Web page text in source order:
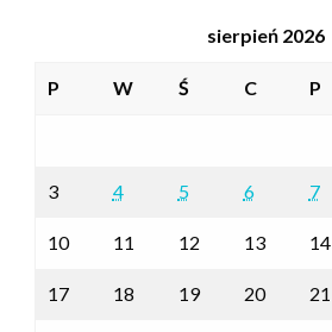
sierpień 2026
P W Ś C P
3 4 5 6 7
10 11 12 13 14
17 18 19 20 21